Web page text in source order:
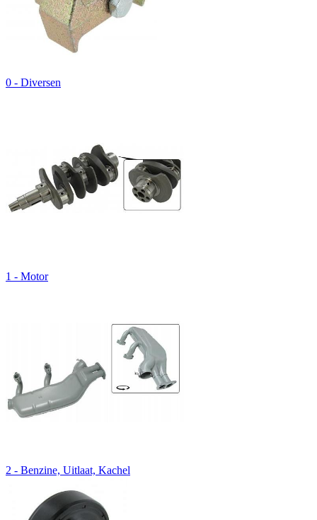
0 - Diversen
1 - Motor
2 - Benzine, Uitlaat, Kachel